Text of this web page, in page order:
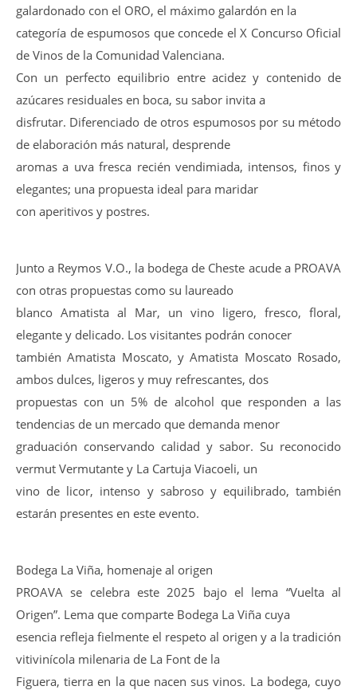
galardonado con el ORO, el máximo galardón en la
categoría de espumosos que concede el X Concurso Oficial
de Vinos de la Comunidad Valenciana.
Con un perfecto equilibrio entre acidez y contenido de
azúcares residuales en boca, su sabor invita a
disfrutar. Diferenciado de otros espumosos por su método
de elaboración más natural, desprende
aromas a uva fresca recién vendimiada, intensos, finos y
elegantes; una propuesta ideal para maridar
con aperitivos y postres.
Junto a Reymos V.O., la bodega de Cheste acude a PROAVA
con otras propuestas como su laureado
blanco Amatista al Mar, un vino ligero, fresco, floral,
elegante y delicado. Los visitantes podrán conocer
también Amatista Moscato, y Amatista Moscato Rosado,
ambos dulces, ligeros y muy refrescantes, dos
propuestas con un 5% de alcohol que responden a las
tendencias de un mercado que demanda menor
graduación conservando calidad y sabor. Su reconocido
vermut Vermutante y La Cartuja Viacoeli, un
vino de licor, intenso y sabroso y equilibrado, también
estarán presentes en este evento.
Bodega La Viña, homenaje al origen
PROAVA se celebra este 2025 bajo el lema “Vuelta al
Origen”. Lema que comparte Bodega La Viña cuya
esencia refleja fielmente el respeto al origen y a la tradición
vitivinícola milenaria de La Font de la
Figuera, tierra en la que nacen sus vinos. La bodega, cuyo